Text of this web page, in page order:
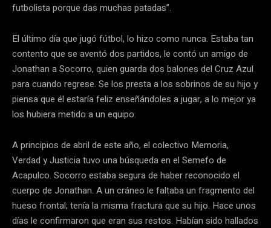
futbolista porque das muchas patadas”.
El último día que jugó fútbol, lo hizo como nunca. Estaba tan
contento que se aventó dos partidos, le contó un amigo de
Jonathan a Socorro, quien guarda dos balones del Cruz Azul
para cuando regrese. Se los presta a los sobrinos de su hijo y
piensa que él estaría feliz enseñándoles a jugar, a lo mejor ya
los hubiera metido a un equipo.
A principios de abril de este año, el colectivo Memoria,
Verdad y Justicia tuvo una búsqueda en el Semefo de
Acapulco. Socorro estaba segura de haber reconocido el
cuerpo de Jonathan. A un cráneo le faltaba un fragmento del
hueso frontal; tenía la misma fractura que su hijo. Hace unos
días le confirmaron que eran sus restos. Habían sido hallados